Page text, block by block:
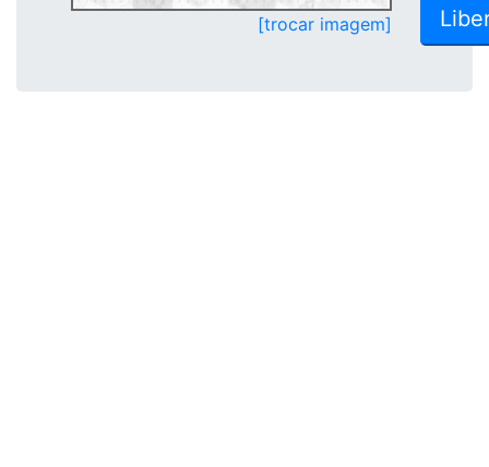
[trocar imagem]